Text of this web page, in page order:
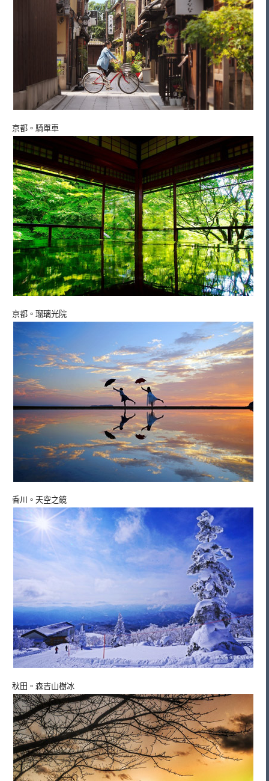
京都。騎單車
京都。瑠璃光院
香川。天空之鏡
秋田。森吉山樹冰